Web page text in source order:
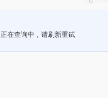
正在查询中，请刷新重试